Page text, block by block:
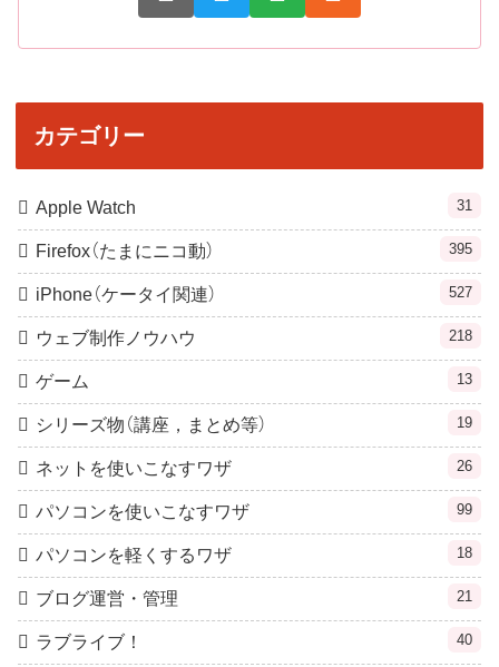
カテゴリー
Apple Watch 31
Firefox（たまにニコ動） 395
iPhone（ケータイ関連） 527
ウェブ制作ノウハウ 218
ゲーム 13
シリーズ物（講座，まとめ等） 19
ネットを使いこなすワザ 26
パソコンを使いこなすワザ 99
パソコンを軽くするワザ 18
ブログ運営・管理 21
ラブライブ！ 40